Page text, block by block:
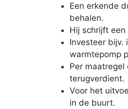
Een erkende
behalen.
Hij schrijft
Investeer bijv.
warmtepomp
Per
terugverdient.
Voor het
in de buurt.